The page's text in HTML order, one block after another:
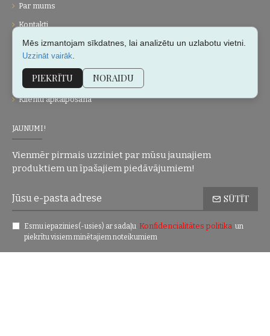
Par mums
Kontakti
Vietnes karte
Personalizēšana
Klientu apkalpošana
JAUNUMI!
Vienmēr pirmais uzziniet par mūsu jaunajiem
produktiem un īpašajiem piedāvājumiem!
SŪTĪT
Esmu iepazinies(-usies) ar sadaļu Konfidencialitātes politika un
piekrītu visiem minētajiem noteikumiem
Mēs izmantojam sīkdatnes, lai analizētu un uzlabotu vietni.
Uzzināt vairāk
PIEKRĪTU NORAIDU